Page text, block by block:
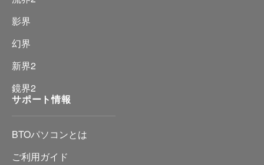
影界
幻界
新界2
鏡界2
サポート情報
BTOパソコンとは
ご利用ガイド